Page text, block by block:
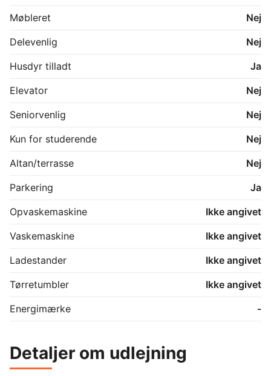
Husleje 5000 kr om måned plus forbrug
3 måneders indskud, indskud kan der snakkes om med
Møbleret
Nej
Delevenlig
Nej
Husdyr tilladt
Ja
Elevator
Nej
Seniorvenlig
Nej
Kun for studerende
Nej
Altan/terrasse
Nej
Parkering
Ja
Opvaskemaskine
Ikke angivet
Vaskemaskine
Ikke angivet
Ladestander
Ikke angivet
Tørretumbler
Ikke angivet
Energimærke
-
Detaljer om udlejning